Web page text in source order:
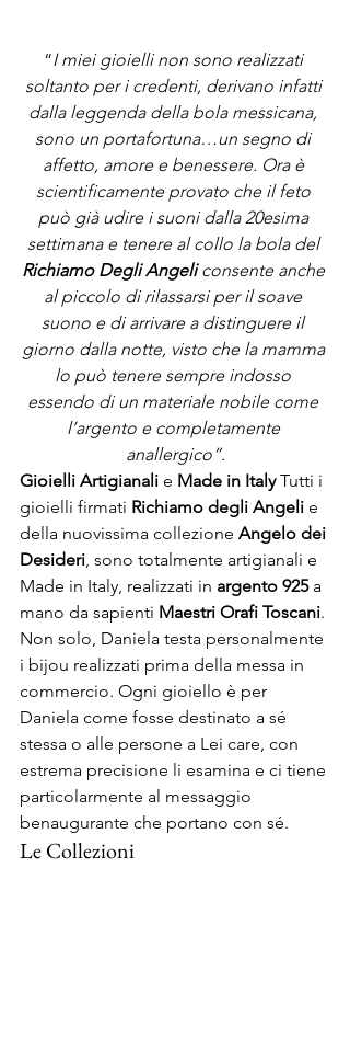
“I miei gioielli non sono realizzati
soltanto per i credenti, derivano infatti
dalla leggenda della bola messicana,
sono un portafortuna…un segno di
affetto, amore e benessere. Ora è
scientificamente provato che il feto
può già udire i suoni dalla 20esima
settimana e tenere al collo la bola del
Richiamo Degli Angeli consente anche
al piccolo di rilassarsi per il soave
suono e di arrivare a distinguere il
giorno dalla notte, visto che la mamma
lo può tenere sempre indosso
essendo di un materiale nobile come
l’argento e completamente
anallergico”.
Gioielli Artigianali e Made in Italy Tutti i
gioielli firmati Richiamo degli Angeli e
della nuovissima collezione Angelo dei
Desideri, sono totalmente artigianali e
Made in Italy, realizzati in argento 925 a
mano da sapienti Maestri Orafi Toscani.
Non solo, Daniela testa personalmente
i bijou realizzati prima della messa in
commercio. Ogni gioiello è per
Daniela come fosse destinato a sé
stessa o alle persone a Lei care, con
estrema precisione li esamina e ci tiene
particolarmente al messaggio
benaugurante che portano con sé.
Le Collezioni